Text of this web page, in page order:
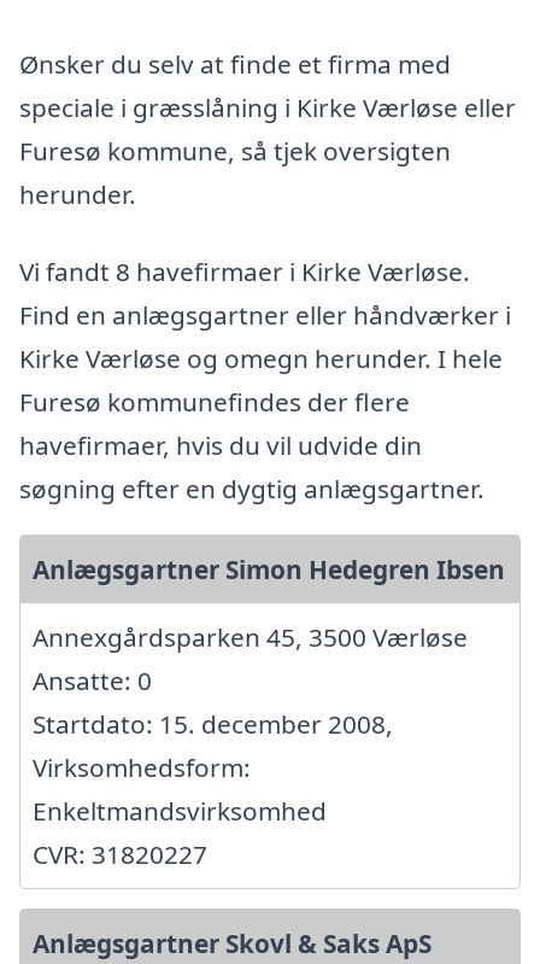
Ønsker du selv at finde et firma med
speciale i græsslåning i Kirke Værløse eller
Furesø kommune, så tjek oversigten
herunder.
Vi fandt 8 havefirmaer i Kirke Værløse.
Find en anlægsgartner eller håndværker i
Kirke Værløse og omegn herunder. I hele
Furesø kommunefindes der flere
havefirmaer, hvis du vil udvide din
søgning efter en dygtig anlægsgartner.
Anlægsgartner Simon Hedegren Ibsen
Annexgårdsparken 45, 3500 Værløse
Ansatte: 0
Startdato: 15. december 2008,
Virksomhedsform:
Enkeltmandsvirksomhed
CVR: 31820227
Anlægsgartner Skovl & Saks ApS